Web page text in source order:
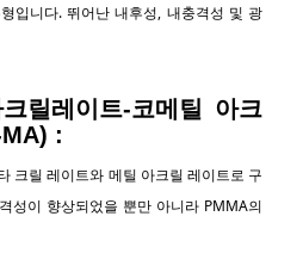
입니다. 뛰어난 내후성, 내충격성 및 광
릴레이트-코메틸 아크
:
크릴 레이트와 메틸 아크릴 레이트로 구
성이 향상되었을 뿐만 아니라 PMMA의